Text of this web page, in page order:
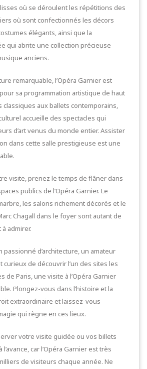
où se déroulent les répétitions des
où sont confectionnés les décors
élégants, ainsi que la
qui abrite une collection précieuse
anciens.
remarquable, l’Opéra Garnier est
sa programmation artistique de haut
classiques aux ballets contemporains,
accueille des spectacles qui
d’art venus du monde entier. Assister
dans cette salle prestigieuse est une
visite, prenez le temps de flâner dans
publics de l’Opéra Garnier. Le
les salons richement décorés et le
Chagall dans le foyer sont autant de
admirer.
passionné d’architecture, un amateur
curieux de découvrir l’un des sites les
de Paris, une visite à l’Opéra Garnier
Plongez-vous dans l’histoire et la
extraordinaire et laissez-vous
qui règne en ces lieux.
votre visite guidée ou vos billets
car l’Opéra Garnier est très
de visiteurs chaque année. Ne